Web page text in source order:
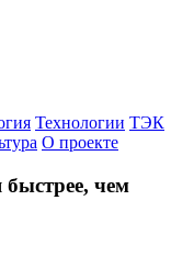
Технологии ТЭК
О проекте
чем